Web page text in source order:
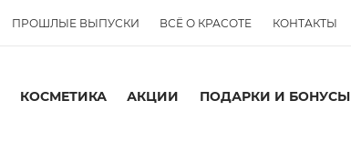
ПРОШЛЫЕ ВЫПУСКИ ВСЁ О КРАСОТЕ КОНТАКТЫ
КОСМЕТИКА АКЦИИ ПОДАРКИ И БОНУСЫ